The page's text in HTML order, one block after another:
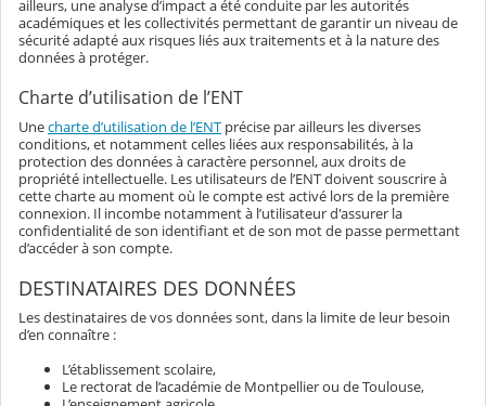
ailleurs, une analyse d’impact a été conduite par les autorités
académiques et les collectivités permettant de garantir un niveau de
sécurité adapté aux risques liés aux traitements et à la nature des
données à protéger.
Charte d’utilisation de l’ENT
Unecharte d’utilisation de l’ENT précise par ailleurs les diverses
conditions, et notamment celles liées aux responsabilités, à la
protection des données à caractère personnel, aux droits de
propriété intellectuelle. Les utilisateurs de l’ENT doivent souscrire à
cette charte au moment où le compte est activé lors de la première
connexion. Il incombe notamment à l’utilisateur d'assurer la
confidentialité de son identifiant et de son mot de passe permettant
d’accéder à son compte.
DESTINATAIRES DES DONNÉES
Les destinataires de vos données sont, dans la limite de leur besoin
d’en connaître :
L’établissement scolaire,
Le rectorat de l’académie de Montpellier ou de Toulouse,